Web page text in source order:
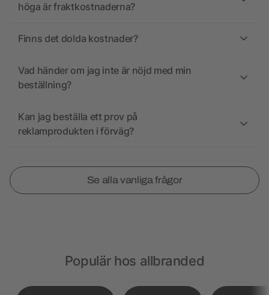
höga är fraktkostnaderna?
Finns det dolda kostnader?
Vad händer om jag inte är nöjd med min
beställning?
Kan jag beställa ett prov på
reklamprodukten i förväg?
Se alla vanliga frågor
Populär hos allbranded